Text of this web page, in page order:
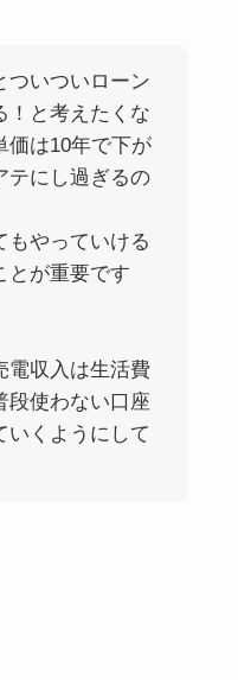
ついついローン
！と考えたくな
価は10年で下が
テにし過ぎるの
もやっていける
とが重要です
電収入は生活費
段使わない口座
いくようにして